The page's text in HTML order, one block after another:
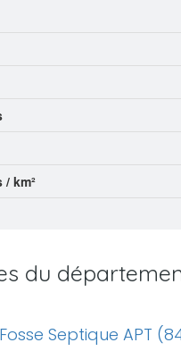
km²
du
Septique APT